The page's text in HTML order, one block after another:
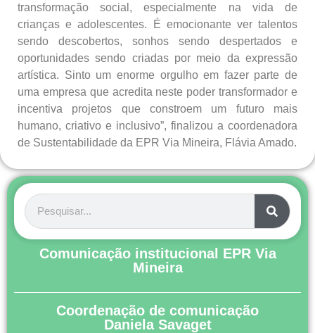
Comunicação institucional EPR Via
Mineira
Coordenação de comunicação
Daniela Savaget
transformação social, especialmente na vida de
crianças e adolescentes. É emocionante ver talentos
sendo descobertos, sonhos sendo despertados e
oportunidades sendo criadas por meio da expressão
artística. Sinto um enorme orgulho em fazer parte de
uma empresa que acredita neste poder transformador e
incentiva projetos que constroem um futuro mais
humano, criativo e inclusivo”, finalizou a coordenadora
de Sustentabilidade da EPR Via Mineira, Flávia Amado.